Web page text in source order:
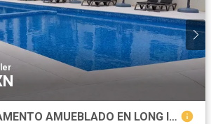
RENTA DEPARTAMENTO AMUEBLADO EN LONG ISLAND